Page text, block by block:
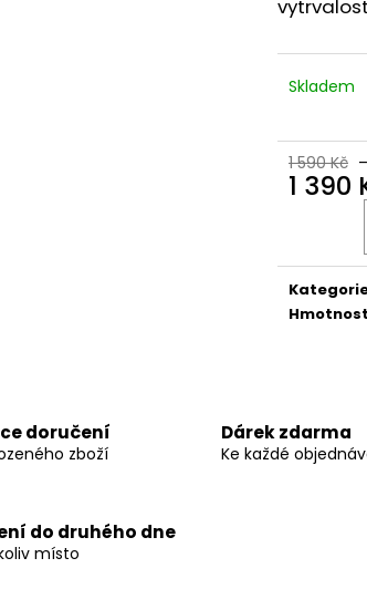
Skladem
1 590 Kč
1 390
Hmotnost
doručení
zboží
Dárek zdarma
Ke každé
do druhého dne
místo
DARK LABS MK 677
1 490 Kč